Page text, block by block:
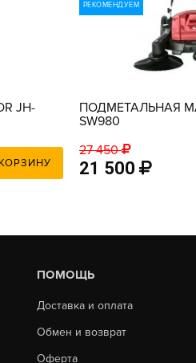
JH-
РЕКОМЕНДУЕМ
ПОДМЕТАЛЬНАЯ
SW980
27 450
21 500
ПОМОЩЬ
Доставка и оплата
Обмен и возврат
Оферта